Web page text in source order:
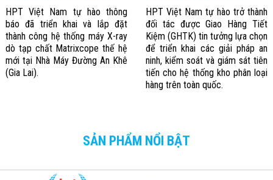
Khê – Gia Lai
HPT Việt Nam tự hào thông
báo đã triển khai và lắp đặt
thành công hệ thống máy X-ray
dò tạp chất Matrixcope thế hệ
mới tại Nhà Máy Đường An Khê
(Gia Lai).
Hàng Tiết Kiệm (GHTK)
HPT Việt Nam tự hào trở thành
đối tác được Giao Hàng Tiết
Kiệm (GHTK) tin tưởng lựa chọn
để triển khai các giải pháp an
ninh, kiểm soát và giám sát tiên
tiến cho hệ thống kho phân loại
hàng trên toàn quốc.
SẢN PHẨM NỔI BẬT